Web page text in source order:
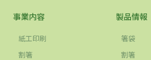
事業内容
紙工印刷
割箸
製品情報
箸袋
割箸